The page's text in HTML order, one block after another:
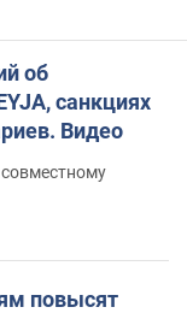
об
санкциях
Видео
повысят